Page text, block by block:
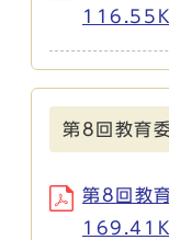
第8回教育
第8回教